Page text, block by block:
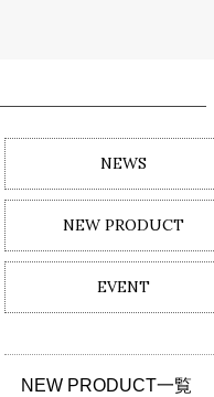
NEWS
NEW PRODUCT
EVENT
NEW PRODUCT一覧